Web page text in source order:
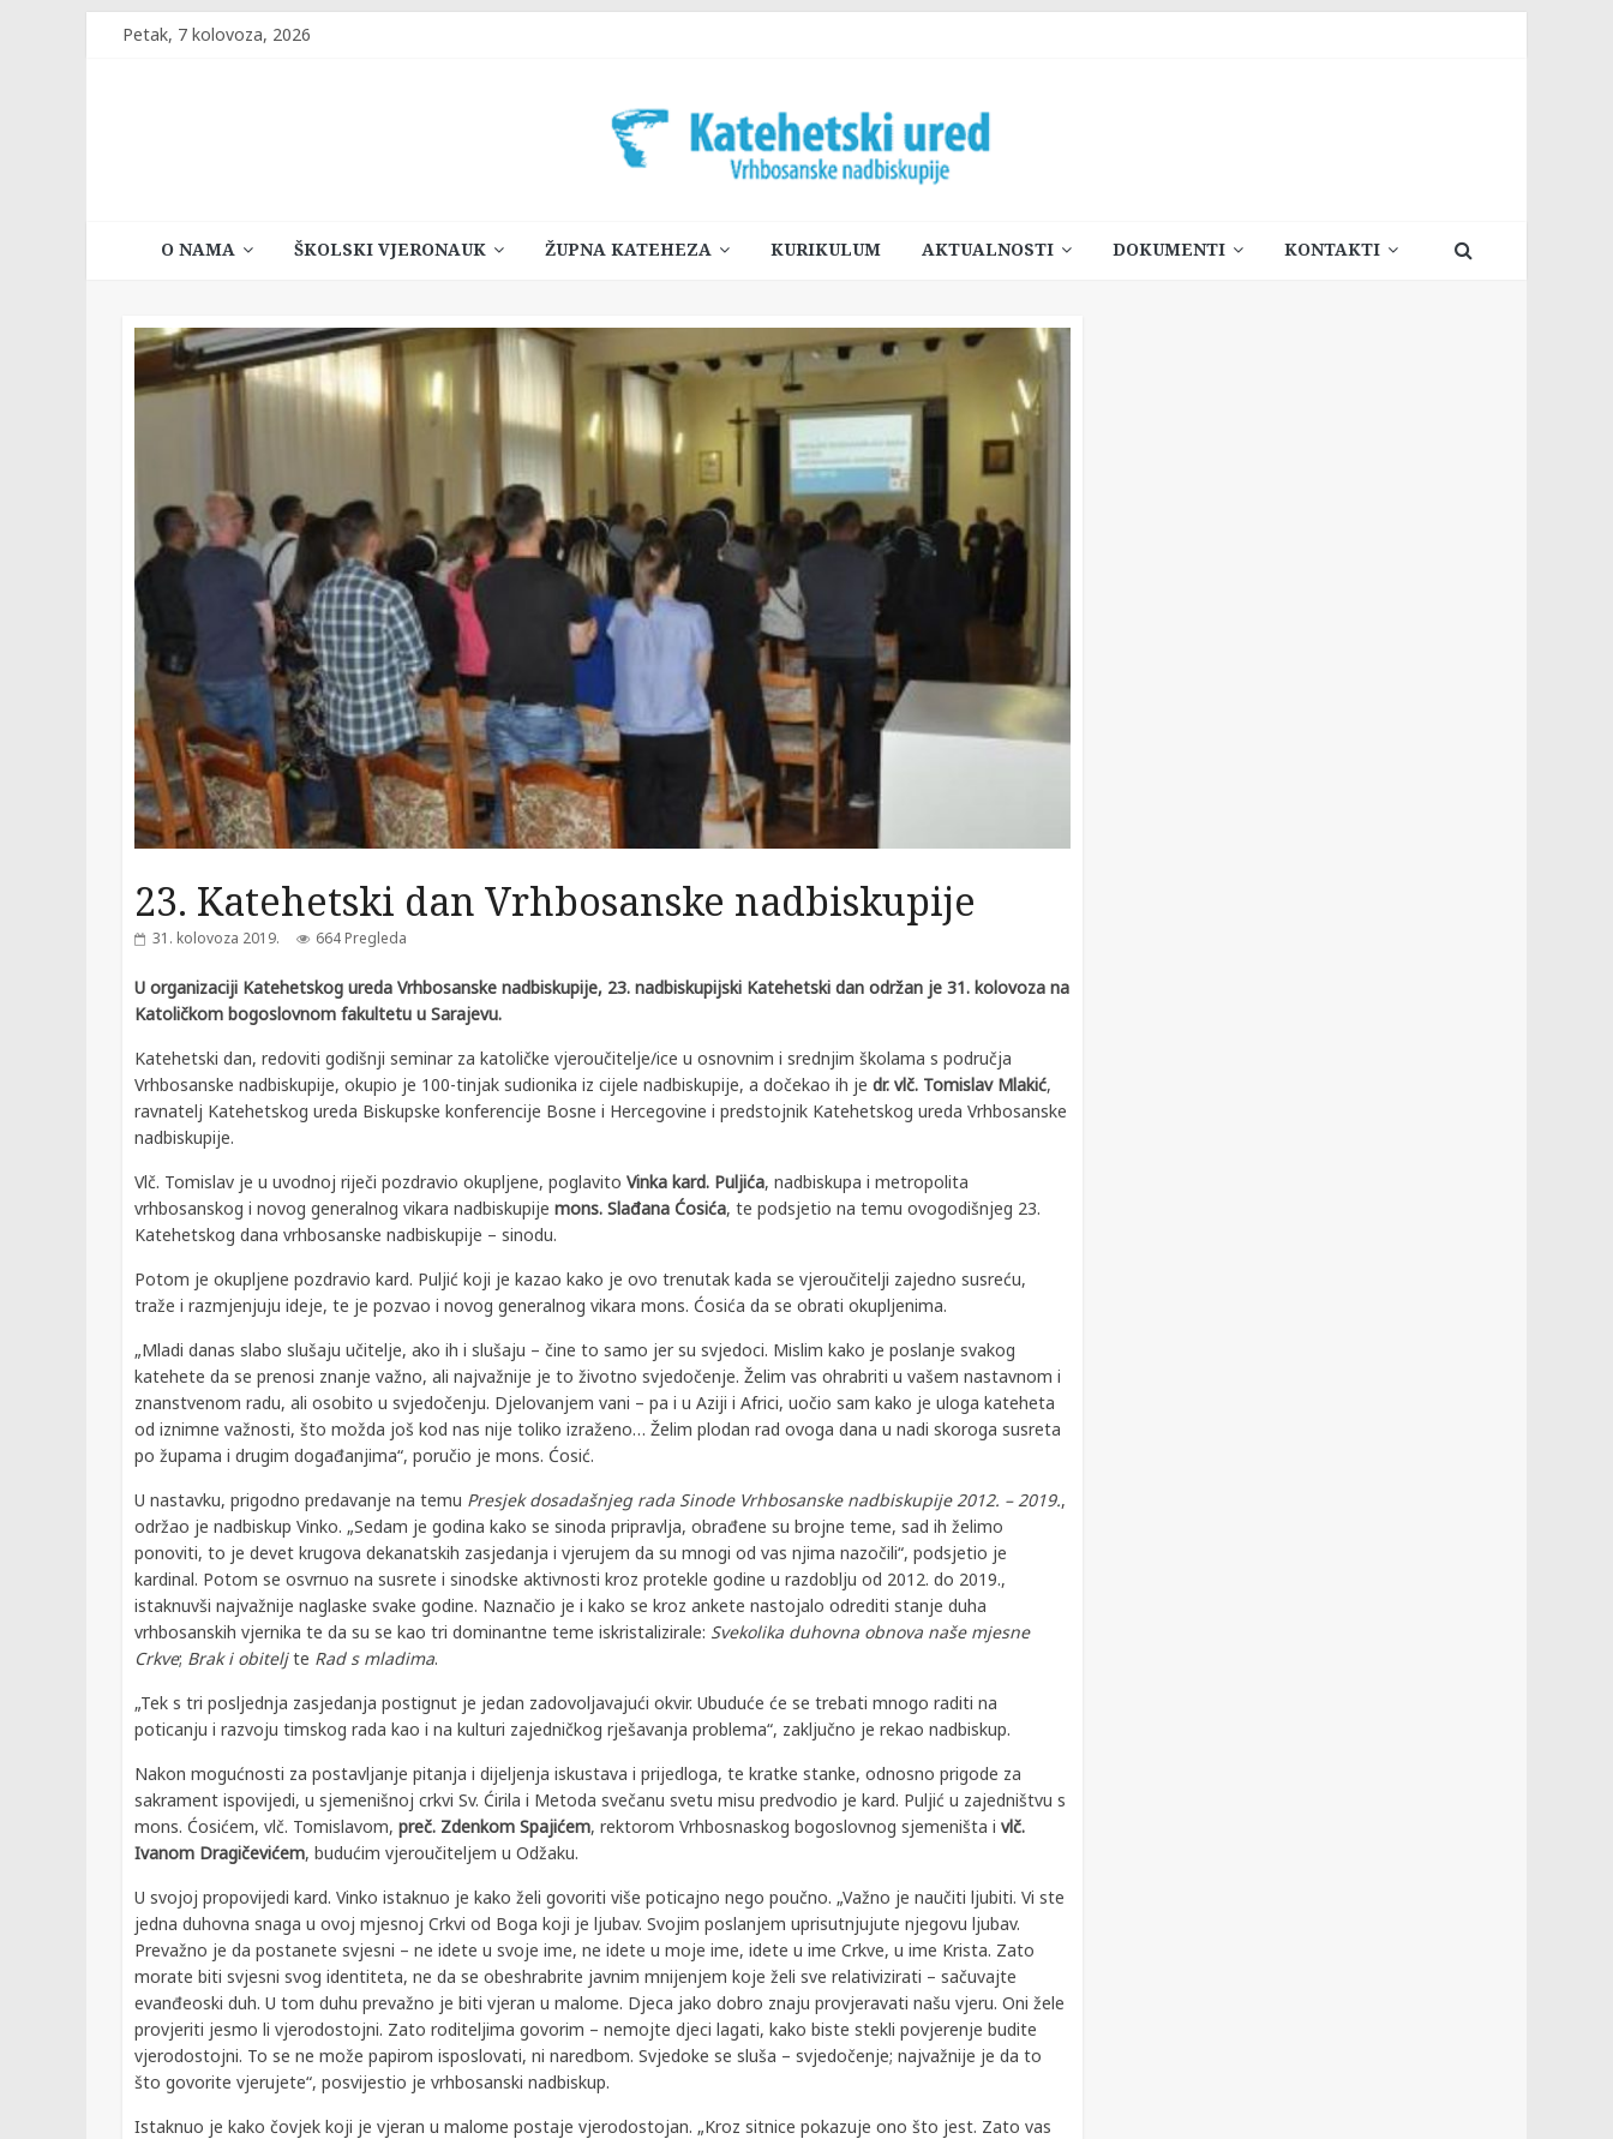
Petak, 7 kolovoza, 2026
Vrhbosanske
nadbiskupije
O NAMA ŠKOLSKI VJERONAUK ŽUPNA KATEHEZA KURIKULUM AKTUALNOSTI DOKUMENTI KONTAKTI
23. Katehetski dan Vrhbosanske nadbiskupije
31. kolovoza 2019. 664 Pregleda
U organizaciji Katehetskog ureda Vrhbosanske nadbiskupije, 23. nadbiskupijski Katehetski dan održan je 31. kolovoza na
Katoličkom bogoslovnom fakultetu u Sarajevu.
Katehetski dan, redoviti godišnji seminar za katoličke vjeroučitelje/ice u osnovnim i srednjim školama s područja
Vrhbosanske nadbiskupije, okupio je 100-tinjak sudionika iz cijele nadbiskupije, a dočekao ih je dr. vlč. Tomislav Mlakić,
ravnatelj Katehetskog ureda Biskupske konferencije Bosne i Hercegovine i predstojnik Katehetskog ureda Vrhbosanske
nadbiskupije.
Vlč. Tomislav je u uvodnoj riječi pozdravio okupljene, poglavito Vinka kard. Puljića, nadbiskupa i metropolita
vrhbosanskog i novog generalnog vikara nadbiskupije mons. Slađana Ćosića, te podsjetio na temu ovogodišnjeg 23.
Katehetskog dana vrhbosanske nadbiskupije – sinodu.
Potom je okupljene pozdravio kard. Puljić koji je kazao kako je ovo trenutak kada se vjeroučitelji zajedno susreću,
traže i razmjenjuju ideje, te je pozvao i novog generalnog vikara mons. Ćosića da se obrati okupljenima.
„Mladi danas slabo slušaju učitelje, ako ih i slušaju – čine to samo jer su svjedoci. Mislim kako je poslanje svakog
katehete da se prenosi znanje važno, ali najvažnije je to životno svjedočenje. Želim vas ohrabriti u vašem nastavnom i
znanstvenom radu, ali osobito u svjedočenju. Djelovanjem vani – pa i u Aziji i Africi, uočio sam kako je uloga kateheta
od iznimne važnosti, što možda još kod nas nije toliko izraženo… Želim plodan rad ovoga dana u nadi skoroga susreta
po župama i drugim događanjima“, poručio je mons. Ćosić.
U nastavku, prigodno predavanje na temu Presjek dosadašnjeg rada Sinode Vrhbosanske nadbiskupije 2012. – 2019.,
održao je nadbiskup Vinko. „Sedam je godina kako se sinoda pripravlja, obrađene su brojne teme, sad ih želimo
ponoviti, to je devet krugova dekanatskih zasjedanja i vjerujem da su mnogi od vas njima nazočili“, podsjetio je
kardinal. Potom se osvrnuo na susrete i sinodske aktivnosti kroz protekle godine u razdoblju od 2012. do 2019.,
istaknuvši najvažnije naglaske svake godine. Naznačio je i kako se kroz ankete nastojalo odrediti stanje duha
vrhbosanskih vjernika te da su se kao tri dominantne teme iskristalizirale: Svekolika duhovna obnova naše mjesne
Crkve; Brak i obiteljte Rad s mladima.
„Tek s tri posljednja zasjedanja postignut je jedan zadovoljavajući okvir. Ubuduće će se trebati mnogo raditi na
poticanju i razvoju timskog rada kao i na kulturi zajedničkog rješavanja problema“, zaključno je rekao nadbiskup.
Nakon mogućnosti za postavljanje pitanja i dijeljenja iskustava i prijedloga, te kratke stanke, odnosno prigode za
sakrament ispovijedi, u sjemenišnoj crkvi Sv. Ćirila i Metoda svečanu svetu misu predvodio je kard. Puljić u zajedništvu s
mons. Ćosićem, vlč. Tomislavom, preč. Zdenkom Spajićem, rektorom Vrhbosnaskog bogoslovnog sjemeništa i vlč.
Ivanom Dragičevićem, budućim vjeroučiteljem u Odžaku.
U svojoj propovijedi kard. Vinko istaknuo je kako želi govoriti više poticajno nego poučno. „Važno je naučiti ljubiti. Vi ste
jedna duhovna snaga u ovoj mjesnoj Crkvi od Boga koji je ljubav. Svojim poslanjem uprisutnjujute njegovu ljubav.
Prevažno je da postanete svjesni – ne idete u svoje ime, ne idete u moje ime, idete u ime Crkve, u ime Krista. Zato
morate biti svjesni svog identiteta, ne da se obeshrabrite javnim mnijenjem koje želi sve relativizirati – sačuvajte
evanđeoski duh. U tom duhu prevažno je biti vjeran u malome. Djeca jako dobro znaju provjeravati našu vjeru. Oni žele
provjeriti jesmo li vjerodostojni. Zato roditeljima govorim – nemojte djeci lagati, kako biste stekli povjerenje budite
vjerodostojni. To se ne može papirom isposlovati, ni naredbom. Svjedoke se sluša – svjedočenje; najvažnije je da to
što govorite vjerujete“, posvijestio je vrhbosanski nadbiskup.
Istaknuo je kako čovjek koji je vjeran u malome postaje vjerodostojan. „Kroz sitnice pokazuje ono što jest. Zato vas